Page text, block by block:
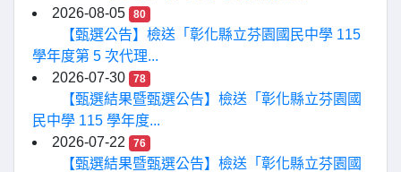
2026-08-05
80
【甄選公告】檢送「彰化縣立芬園國民中學 115
學年度第 5 次代理...
2026-07-30
78
【甄選結果暨甄選公告】檢送「彰化縣立芬園國
民中學 115 學年度...
2026-07-22
76
【甄選結果暨甄選公告】檢送「彰化縣立芬園國